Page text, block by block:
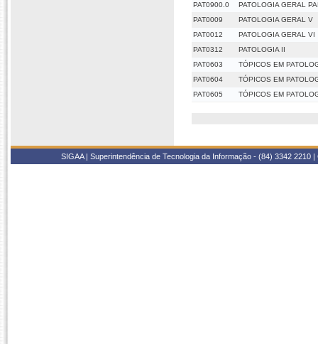
PAT0900.0
PATOLOGIA GERAL
PAT0009
PATOLOGIA GERAL V
PAT0012
PATOLOGIA GERAL VI
PAT0312
PATOLOGIA II
PAT0603
TÓPICOS EM
PAT0604
TÓPICOS EM
PAT0605
TÓPICOS EM
SIGAA | Superintendência de Tecnologia da Informação - (84) 3342